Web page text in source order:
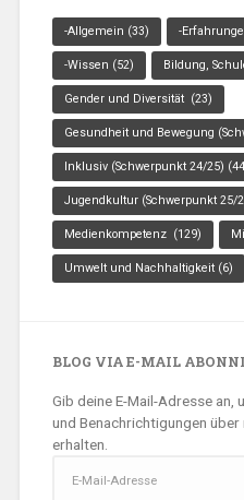
-Allgemein (33) -
-Wissen (52) Bildung,
Gender und Diversität (23)
Gesundheit und Bewegung
Inklusiv (Schwerpunkt 24/25)
Jugendkultur (Schwerpunkt 25/
Medienkompetenz (129)
Umwelt und Nachhaltigkeit(6)
BLOG VIA E-MAIL
Gib deine E-Mail-Adresse an,
und Benachrichtigungen über
erhalten.
Mail-
Adresse